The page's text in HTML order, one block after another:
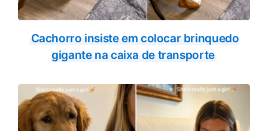
Cachorro insiste em colocar brinquedo
gigante na caixa de transporte